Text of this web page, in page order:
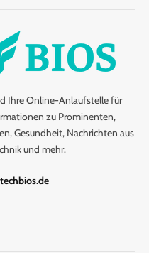
Ihre Online-Anlaufstelle für
zu Prominenten,
Gesundheit, Nachrichten aus
und mehr.